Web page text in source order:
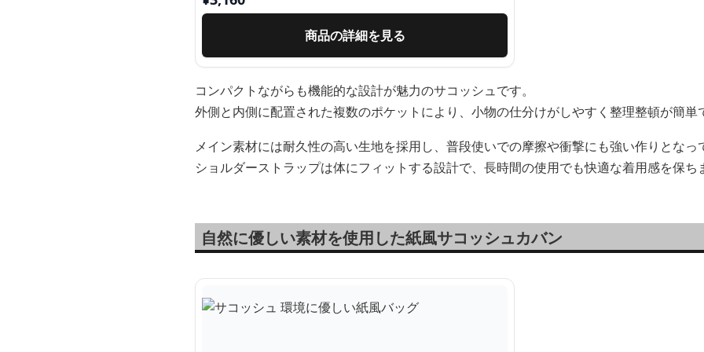
商品の詳細を見る
コンパクトながらも機能的な設計が魅力のサコッシュです。
外側と内側に配置された複数のポケットにより、小物の仕分けがしやすく整理整頓が簡単
メイン素材には耐久性の高い生地を採用し、普段使いでの摩擦や衝撃にも強い作りとなっ
ショルダーストラップは体にフィットする設計で、長時間の使用でも快適な着用感を保ち
自然に優しい素材を使用した紙風サコッシュカバン